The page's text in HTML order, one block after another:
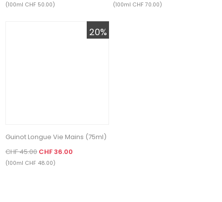
(100ml CHF 50.00) (100ml CHF 70.00)
20%
Guinot Longue Vie Mains (75ml)
CHF 45.00 CHF 36.00
(100ml CHF 48.00)